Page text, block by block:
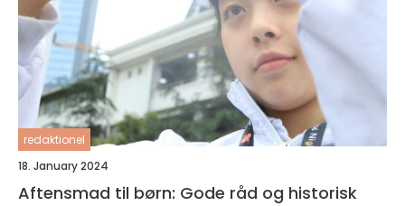
redaktionel
18. January 2024
Aftensmad til børn: Gode råd og historisk